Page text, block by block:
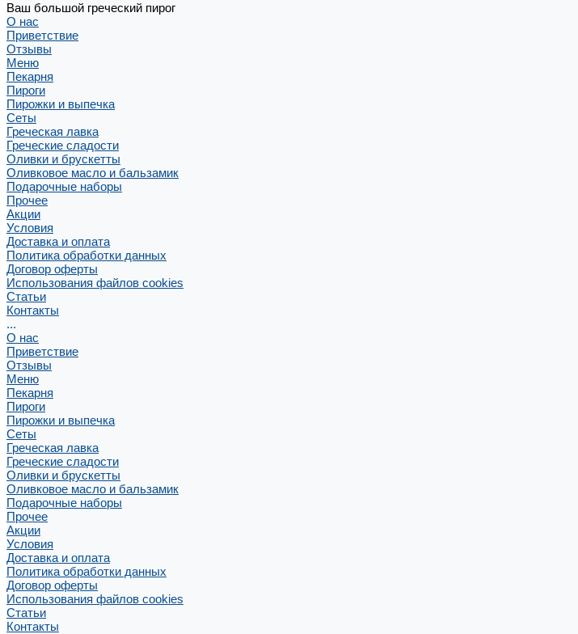
Ваш большой греческий пирог
О нас
Приветствие
Отзывы
Меню
Пекарня
Пироги
Пирожки и выпечка
Сеты
Греческая лавка
Греческие сладости
Оливки и брускетты
Оливковое масло и бальзамик
Подарочные наборы
Прочее
Акции
Условия
Доставка и оплата
Политика обработки данных
Договор оферты
Использования файлов cookies
Статьи
Контакты
...
О нас
Приветствие
Отзывы
Меню
Пекарня
Пироги
Пирожки и выпечка
Сеты
Греческая лавка
Греческие сладости
Оливки и брускетты
Оливковое масло и бальзамик
Подарочные наборы
Прочее
Акции
Условия
Доставка и оплата
Политика обработки данных
Договор оферты
Использования файлов cookies
Статьи
Контакты